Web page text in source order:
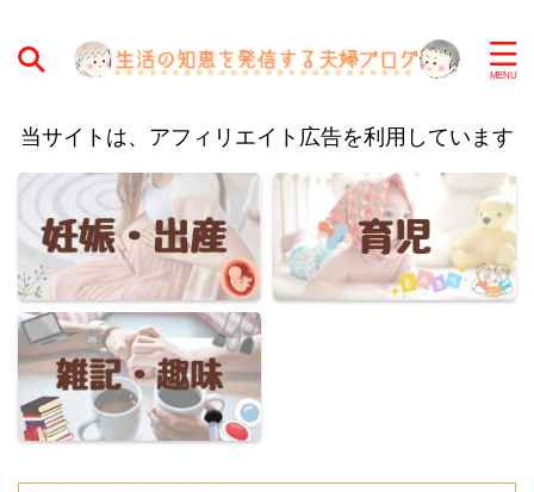
当サイトは、アフィリエイト広告を利用しています